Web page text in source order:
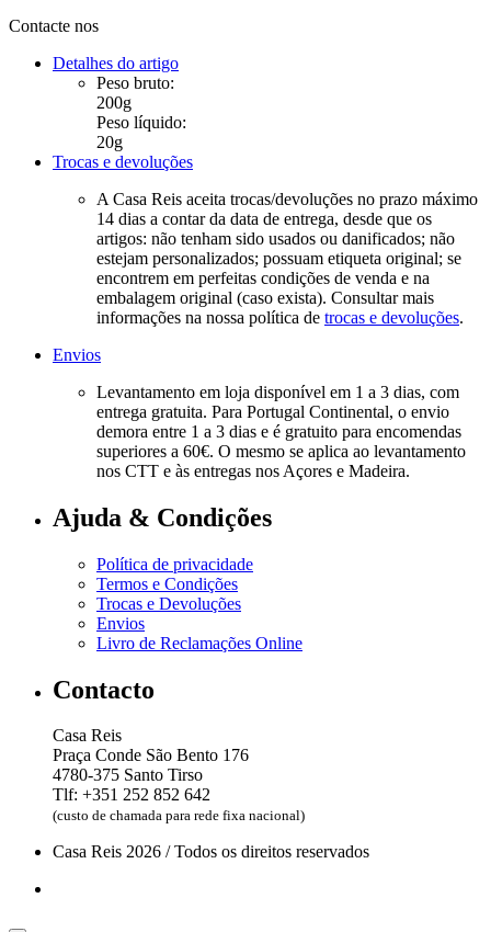
Contacte nos
Detalhes do artigo
Peso bruto:
200g
Peso líquido:
20g
Trocas e devoluções
A Casa Reis aceita trocas/devoluções no prazo máximo
14 dias a contar da data de entrega, desde que os
artigos: não tenham sido usados ou danificados; não
estejam personalizados; possuam etiqueta original; se
encontrem em perfeitas condições de venda e na
embalagem original (caso exista). Consultar mais
informações na nossa política de trocas e devoluções.
Envios
Levantamento em loja disponível em 1 a 3 dias, com
entrega gratuita. Para Portugal Continental, o envio
demora entre 1 a 3 dias e é gratuito para encomendas
superiores a 60€. O mesmo se aplica ao levantamento
nos CTT e às entregas nos Açores e Madeira.
Ajuda & Condições
Política de privacidade
Termos e Condições
Trocas e Devoluções
Envios
Livro de Reclamações Online
Contacto
Casa Reis
Praça Conde São Bento 176
4780-375 Santo Tirso
Tlf: +351 252 852 642
(custo de chamada para rede fixa nacional)
Casa Reis 2026 / Todos os direitos reservados